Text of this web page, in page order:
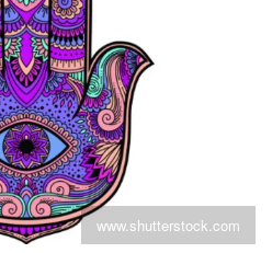
www.shutterstock.com